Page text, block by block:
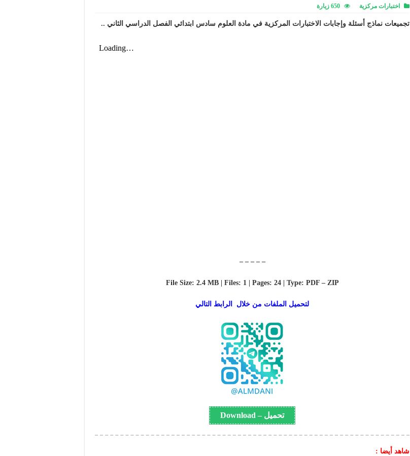
اختبارات مركزية 650 زيارة
تجميعات نماذج أسئلة وإجابات الاختبارات المركزية في مادة العلوم سادس ابتدائي الفصل الدراسي الثاني ..
– – – – –
File Size: 2.4 MB | Files: 1 | Pages: 24 | Type: PDF – ZIP
لتحميل الملفات من خلال الرابط التالي
تحميل – Download
شاهد أيضا :